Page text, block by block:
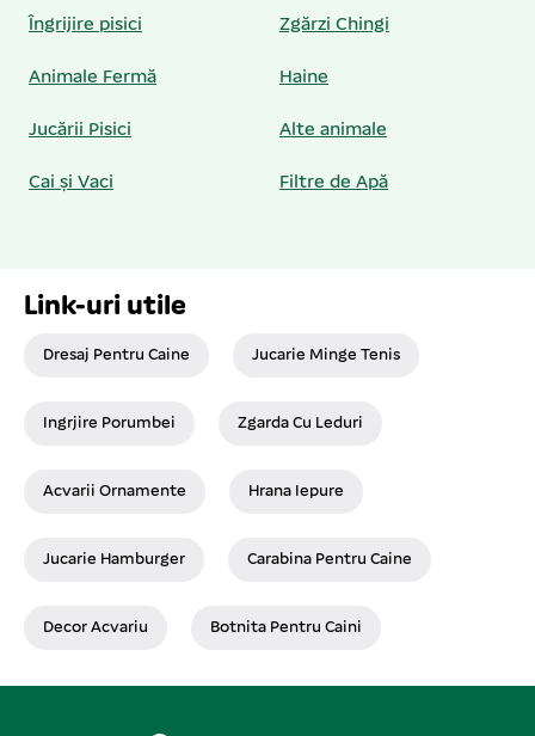
Îngrijire pisici Zgărzi Chingi
Animale Fermă Haine
Jucării Pisici Alte animale
Cai și Vaci Filtre de Apă
Link-uri utile
Dresaj Pentru Caine Jucarie Minge Tenis
Ingrjire Porumbei Zgarda Cu Leduri
Acvarii Ornamente Hrana Iepure
Jucarie Hamburger Carabina Pentru Caine
Decor Acvariu Botnita Pentru Caini